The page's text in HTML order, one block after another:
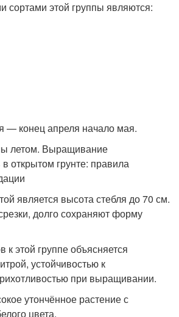
сортами этой группы являются:
— конец апреля начало мая.
является высота стебля до 70 см.
долго сохраняют форму
к этой группе объясняется
устойчивостью к
при выращивании.
утончённое растение с
цвета.